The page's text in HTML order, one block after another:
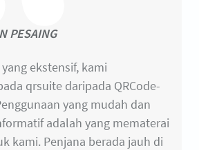
PESAING
ekstensif, kami
qrsuite daripada QRCode-
yang mudah dan
adalah yang mematerai
kami. Penjana berada jauh di